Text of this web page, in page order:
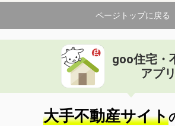
ページトップに戻る
goo住宅・
アプリ
大手不動産サイト